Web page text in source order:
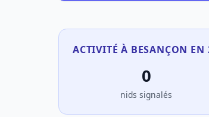
ACTIVITÉ À BESANÇON EN
0
nids signalés